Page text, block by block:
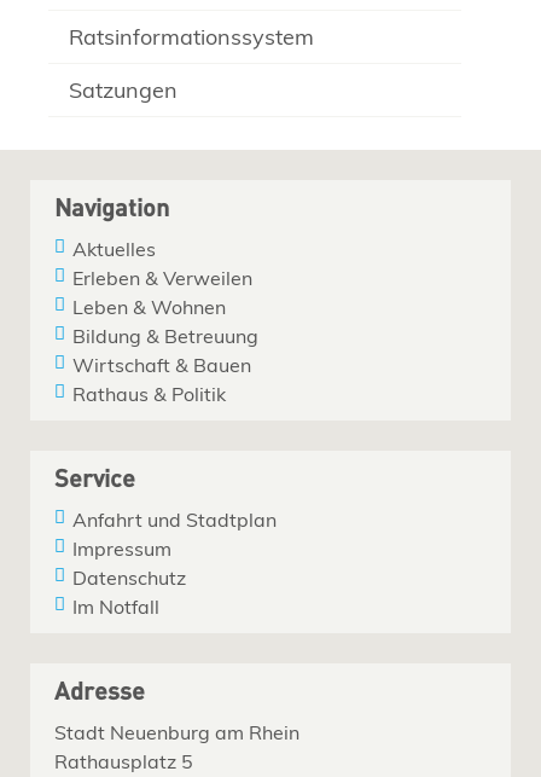
Ratsinformationssystem
Satzungen
Navigation
Aktuelles
Erleben & Verweilen
Leben & Wohnen
Bildung & Betreuung
Wirtschaft & Bauen
Rathaus & Politik
Service
Anfahrt und Stadtplan
Impressum
Datenschutz
Im Notfall
Adresse
Stadt Neuenburg am Rhein
Rathausplatz 5